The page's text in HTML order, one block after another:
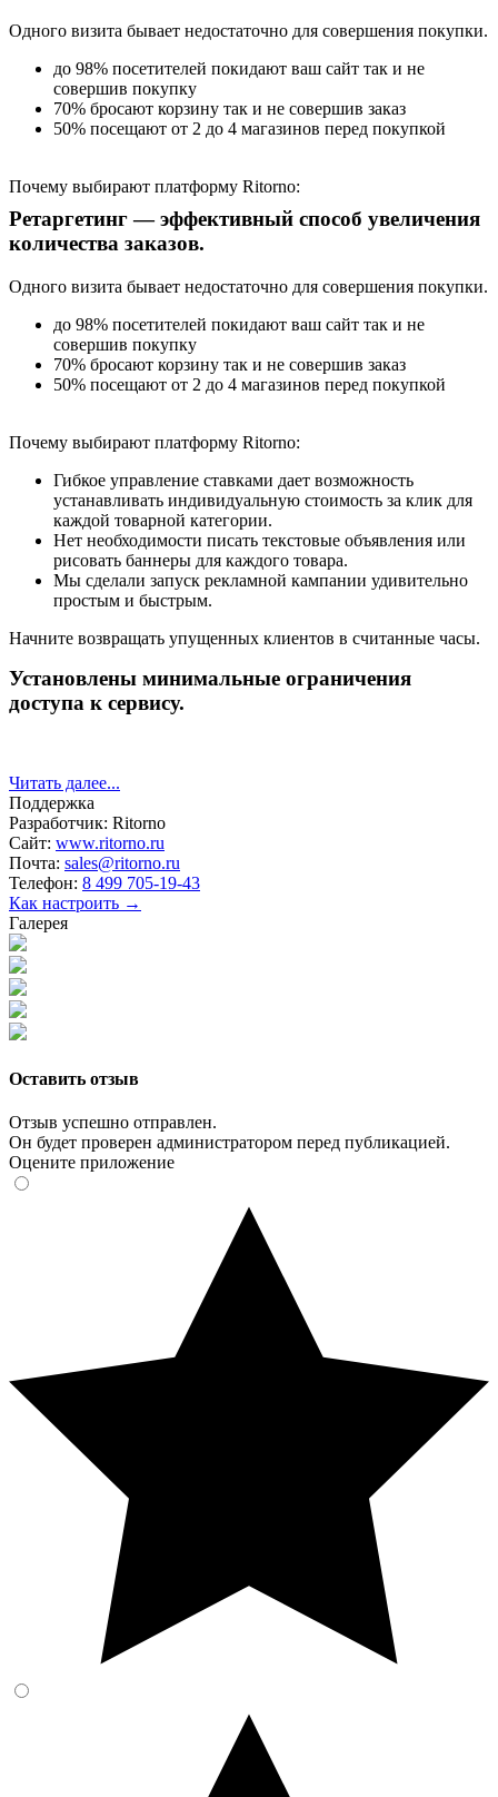
Одного визита бывает недостаточно для совершения покупки.
до 98% посетителей покидают ваш сайт так и не
совершив покупку
70% бросают корзину так и не совершив заказ
50% посещают от 2 до 4 магазинов перед покупкой
Почему выбирают платформу Ritorno:
Гибкое управление ставками дает возможность
устанавливать индивидуальную стоимость за клик для
Нет необходимости писать текстовые объявления или
Мы сделали запуск рекламной кампании удивительно
простым и быстрым.
Начните возвращать упущенных клиентов в считанные часы.
доступа к сервису.
Ретаргетинг — эффективный способ увеличения
количества заказов.
Одного визита бывает недостаточно для совершения покупки.
до 98% посетителей покидают ваш сайт так и не
совершив покупку
70% бросают корзину так и не совершив заказ
50% посещают от 2 до 4 магазинов перед покупкой
Почему выбирают платформу Ritorno:
Гибкое управление ставками дает возможность
устанавливать индивидуальную стоимость за клик для
каждой товарной категории.
Нет необходимости писать текстовые объявления или
рисовать баннеры для каждого товара.
Мы сделали запуск рекламной кампании удивительно
простым и быстрым.
Начните возвращать упущенных клиентов в считанные часы.
Установлены минимальные ограничения
доступа к сервису.
Читать далее...
Поддержка
Разработчик: Ritorno
Сайт: www.ritorno.ru
Почта: sales@ritorno.ru
Телефон: 8 499 705-19-43
Как настроить →
Галерея
Оставить отзыв
Отзыв успешно отправлен.
Он будет проверен администратором перед публикацией.
Оцените приложение